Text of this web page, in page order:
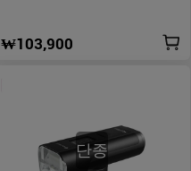
₩103,900
단종